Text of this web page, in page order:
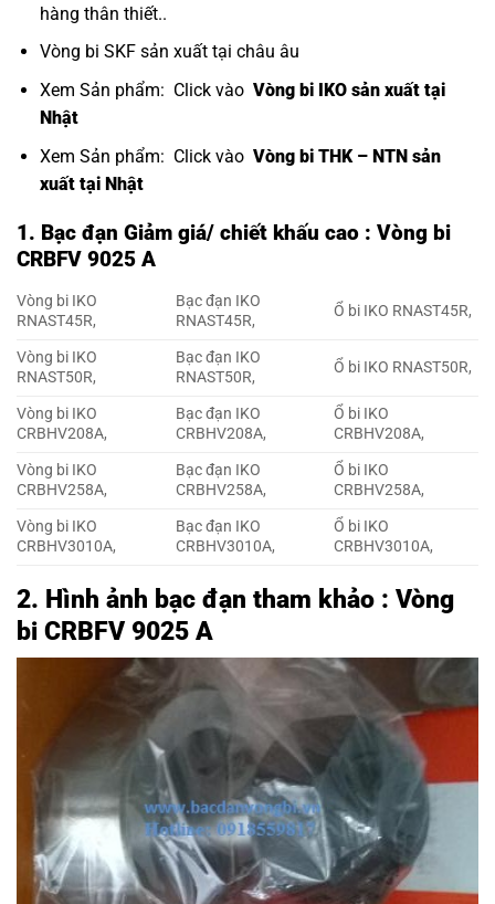
hàng thân thiết..
Vòng bi SKF sản xuất tại châu âu
Xem Sản phẩm: Click vào Vòng bi IKO sản xuất tại
Nhật
Xem Sản phẩm: Click vào Vòng bi THK – NTN sản
xuất tại Nhật
1. Bạc đạn Giảm giá/ chiết khấu cao : Vòng bi
CRBFV 9025 A
Vòng bi IKO
RNAST45R,
Bạc đạn IKO
RNAST45R,
Ổ bi IKO RNAST45R,
Vòng bi IKO
RNAST50R,
Bạc đạn IKO
RNAST50R,
Ổ bi IKO RNAST50R,
Vòng bi IKO
CRBHV208A,
Bạc đạn IKO
CRBHV208A,
Ổ bi IKO
CRBHV208A,
Vòng bi IKO
CRBHV258A,
Bạc đạn IKO
CRBHV258A,
Ổ bi IKO
CRBHV258A,
Vòng bi IKO
CRBHV3010A,
Bạc đạn IKO
CRBHV3010A,
Ổ bi IKO
CRBHV3010A,
2. Hình ảnh bạc đạn tham khảo : Vòng
bi CRBFV 9025 A